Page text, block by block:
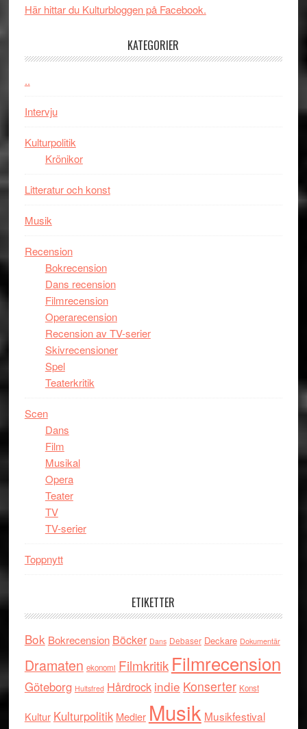
Jackie
Vem
Här hittar du Kulturbloggen på Facebook.
KATEGORIER
..
Intervju
Kulturpolitik
Krönikor
Litteratur och konst
Musik
Recension
Bokrecension
Dans recension
Filmrecension
Operarecension
Recension av TV-serier
Skivrecensioner
Spel
Teaterkritik
Scen
Dans
Film
Musikal
Opera
Teater
TV
TV-serier
Toppnytt
ETIKETTER
Bok Bokrecension Böcker Dans Debaser Deckare Dokumentär
Dramaten ekonomi Filmkritik Filmrecension
Göteborg Hultsfred Hårdrock indie Konserter Konst
Kultur Kulturpolitik Medier Musik Musikfestival